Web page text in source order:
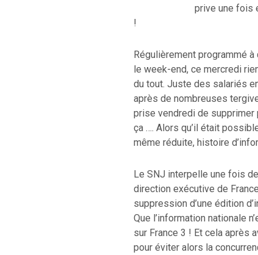
prive une fois
!
Régulièrement programmé
le week-end, ce mercredi
du tout. Juste des salariés
après de nombreuses
prise vendredi de supprimer
ça …. Alors qu’il était
même réduite, histoire
Le SNJ interpelle une fois
direction exécutive de
suppression d’une édition
Que l’information nationale
sur France 3 ! Et cela après
pour éviter alors la